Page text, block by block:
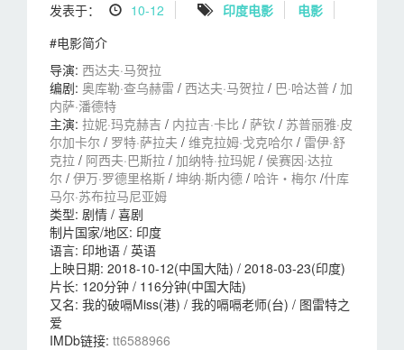
发表于： 10-12 印度电影
电影
#电影简介
导演: 西达夫·马贺拉
编剧: 奥库勒·查乌赫雷 / 西达夫·马贺拉 / 巴·哈达普 / 加
内萨·潘德特
主演: 拉妮·玛克赫吉 / 内拉吉·卡比 / 萨钦 / 苏普丽雅·皮
尔加卡尔 / 罗特·萨拉夫 / 维克拉姆·戈克哈尔 / 雷伊·舒
克拉 / 阿西夫·巴斯拉 / 加纳特·拉玛妮 / 侯赛因·达拉
尔 / 伊万·罗德里格斯 / 坤纳·斯内德 / 哈许‧梅尔 /什库
马尔·苏布拉马尼亚姆
类型: 剧情 / 喜剧
制片国家/地区: 印度
语言: 印地语 / 英语
上映日期: 2018-10-12(中国大陆) / 2018-03-23(印度)
片长: 120分钟 / 116分钟(中国大陆)
又名: 我的破嗝Miss(港) / 我的嗝嗝老师(台) / 图雷特之
爱
IMDb链接: tt6588966